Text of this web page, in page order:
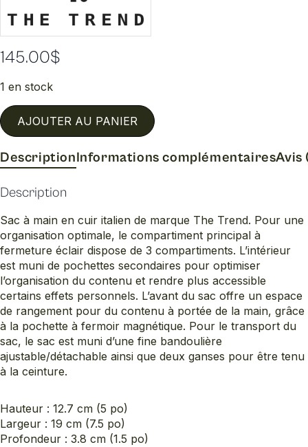
145.00$
1 en stock
AJOUTER AU PANIER
DescriptionInformations complémentairesAvis
Description
Sac à main en cuir italien de marque The Trend. Pour une
organisation optimale, le compartiment principal à
fermeture éclair dispose de 3 compartiments. L’intérieur
est muni de pochettes secondaires pour optimiser
l’organisation du contenu et rendre plus accessible
certains effets personnels. L’avant du sac offre un espace
de rangement pour du contenu à portée de la main, grâce
à la pochette à fermoir magnétique. Pour le transport du
sac, le sac est muni d’une fine bandoulière
ajustable/détachable ainsi que deux ganses pour être tenu
à la ceinture.
Hauteur : 12.7 cm (5 po)
Largeur : 19 cm (7.5 po)
Profondeur : 3.8 cm (1.5 po)